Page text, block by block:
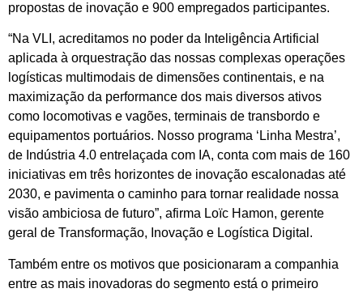
propostas de inovação e 900 empregados participantes.
“Na VLI, acreditamos no poder da Inteligência Artificial
aplicada à orquestração das nossas complexas operações
logísticas multimodais de dimensões continentais, e na
maximização da performance dos mais diversos ativos
como locomotivas e vagões, terminais de transbordo e
equipamentos portuários. Nosso programa ‘Linha Mestra’,
de Indústria 4.0 entrelaçada com IA, conta com mais de 160
iniciativas em três horizontes de inovação escalonadas até
2030, e pavimenta o caminho para tornar realidade nossa
visão ambiciosa de futuro”, afirma Loïc Hamon, gerente
geral de Transformação, Inovação e Logística Digital.
Também entre os motivos que posicionaram a companhia
entre as mais inovadoras do segmento está o primeiro